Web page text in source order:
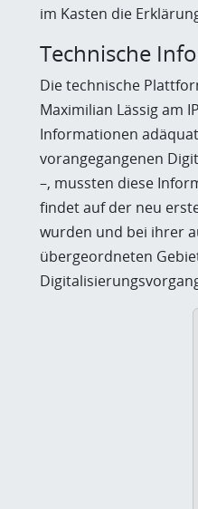
im Kasten die
Technische
Die technische
Maximilian Lässig am
Informationen
vorangegangenen
–, mussten diese
findet auf der neu
wurden und bei ihrer
übergeordneten